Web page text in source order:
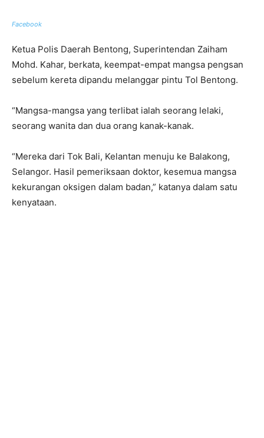
Facebook
Ketua Polis Daerah Bentong, Superintendan Zaiham
Mohd. Kahar, berkata, keempat-empat mangsa pengsan
sebelum kereta dipandu melanggar pintu Tol Bentong.
“Mangsa-mangsa yang terlibat ialah seorang lelaki,
seorang wanita dan dua orang kanak-kanak.
“Mereka dari Tok Bali, Kelantan menuju ke Balakong,
Selangor. Hasil pemeriksaan doktor, kesemua mangsa
kekurangan oksigen dalam badan,” katanya dalam satu
kenyataan.